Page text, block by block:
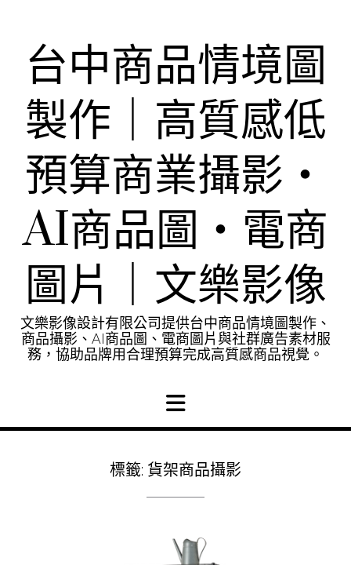
台中商品情境圖
製作｜高質感低
預算商業攝影・
AI商品圖・電商
圖片｜文樂影像
文樂影像設計有限公司提供台中商品情境圖製作、
商品攝影、AI商品圖、電商圖片與社群廣告素材服
務，協助品牌用合理預算完成高質感商品視覺。
標籤: 貨架商品攝影